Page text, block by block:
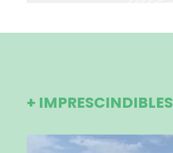
+ IMPRESCINDIBLES